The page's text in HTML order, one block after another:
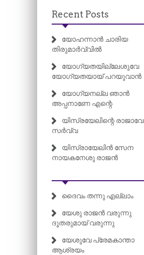
Recent Posts
യോഹന്നാൻ ചാരിയ
തിരുമാർവ്വിൽ
യോഗ്യതയില്ലേശുവേ
യോഗ്യതയായ് പറയുവാൻ
യോഗ്യനല്ല ഞാൻ
അപ്പനാണേ എന്റെ
യിസ്രയേലിന്റെ രാജാവേ
സർവ്വ
യിസ്രായേലിൻ സേന
നായകനേശു രാജൻ
ദൈവം തന്നു എല്ലാം
യേശു രാജൻ വരുന്നു
ദൂതരുമായ് വരുന്നു
യേശുവേ പ്രേമകാന്താ
ആശ്രയം